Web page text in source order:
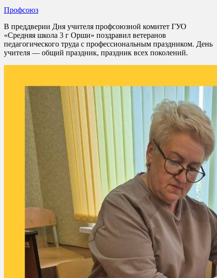
Профсоюз
В преддверии Дня учителя профсоюзной комитет ГУО
«Средняя школа 3 г Орши» поздравил ветеранов
педагогического труда с профессиональным праздником. День
учителя — общий праздник, праздник всех поколений.